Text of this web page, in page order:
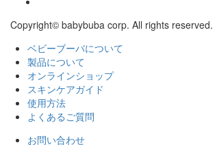
Copyright© babybuba corp. All rights reserved.
ベビーブーバについて
製品について
オンラインショップ
スキンケアガイド
使用方法
よくあるご質問
お問い合わせ